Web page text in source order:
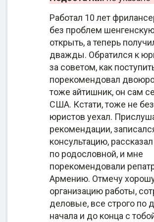
формы сотрудничества — 2eu.in
клиентам надлежащий сервис на
оформления как очно, так и
Практическое значение
2EU.IN подходит
Клиенты выбирают поддержку
юристы имеют достаточный опыт в
миграционных процедурах,
различными направлениями,
количество положительных
Услуги компании актуальны
Имеют основания для
нуждаются в поисках
данных через архивы и
Работал 10 лет
без проблем
открыть, а теперь
дважды. Обратился к
за советом, как
порекомендовал
тоже айтишник, он сам
США. Кстати, тоже не
юристов уехал.
рекомендации,
консультацию,
по родословной, и мне
порекомендовали
Армению. Отмечу
организацию работы,
деловые, все строго по
начала и до конца с